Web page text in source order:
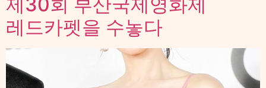
레드카펫을 수놓다